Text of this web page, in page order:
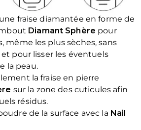
fraise diamantée en forme de
Diamant Sphère pour
même les plus sèches, sans
pour lisser les éventuels
la peau.
la fraise en pierre
sur la zone des cuticules afin
résidus.
de la surface avec la Nail